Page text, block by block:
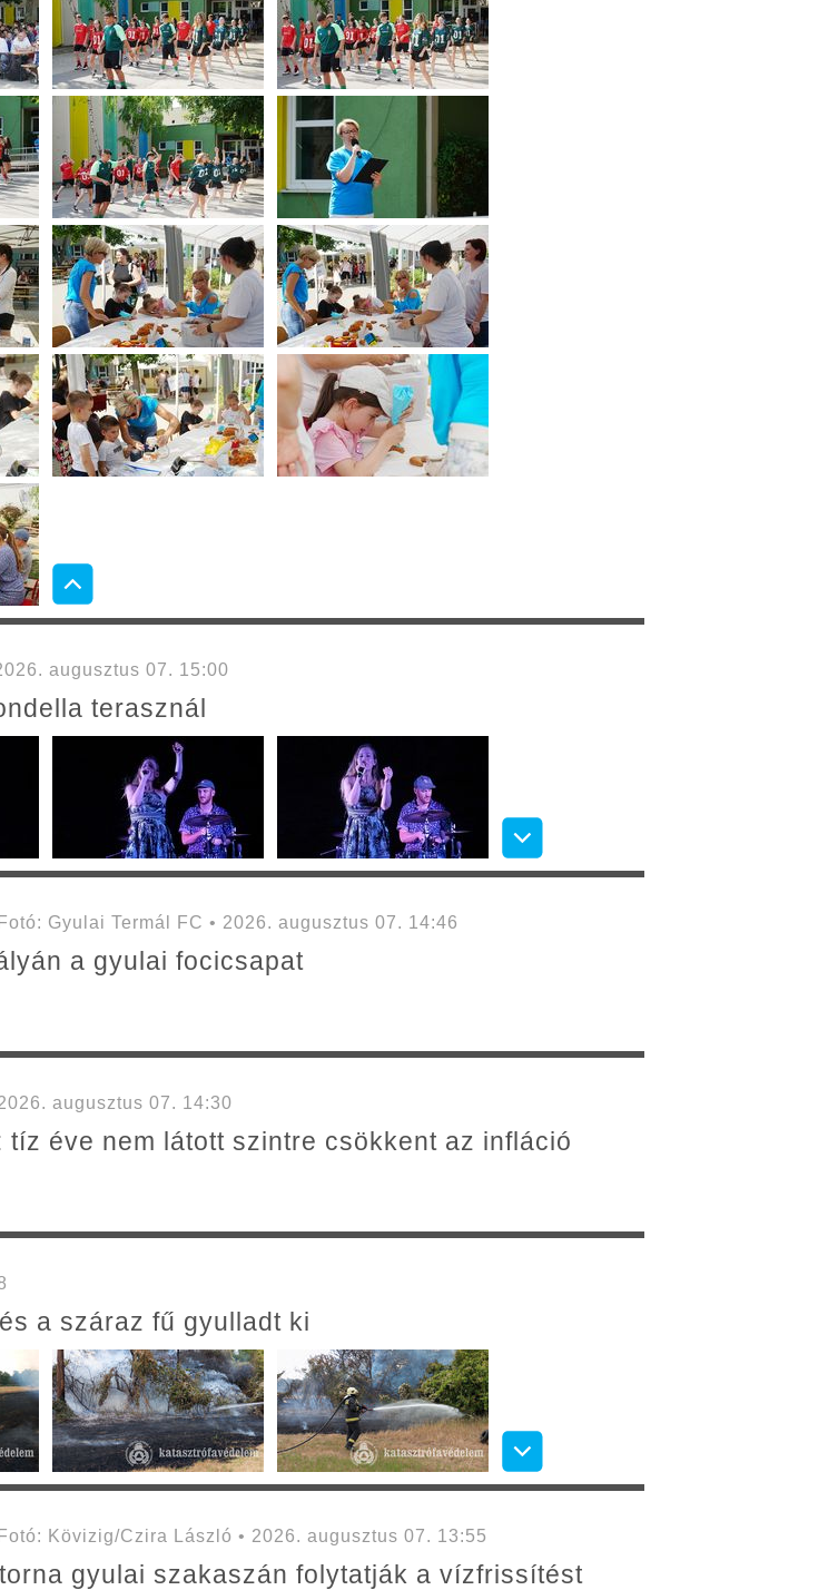
augusztus 07. 15:00
terasznál
Gyulai Termál FC • 2026. augusztus 07. 14:46
a gyulai focicsapat
augusztus 07. 14:30
tíz éve nem látott szintre csökkent az infláció
a száraz fű gyulladt ki
Kövizig/Czira László • 2026. augusztus 07. 13:55
gyulai szakaszán folytatják a vízfrissítést